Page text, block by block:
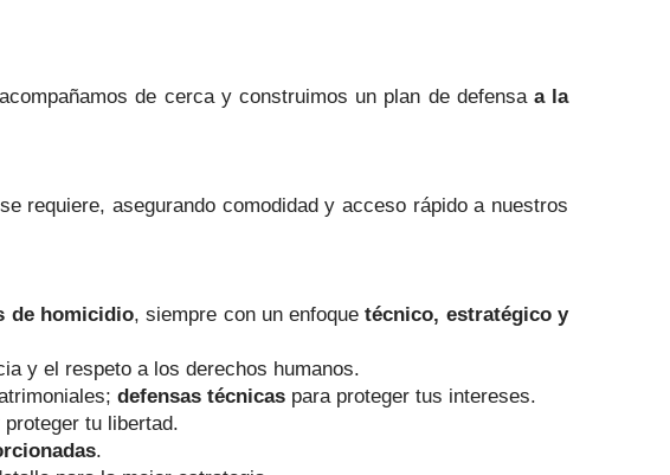
de cerca y construimos un plan de defensa a la
requiere, asegurando comodidad y acceso rápido a nuestros
de homicidio, siempre con un enfoquetécnico, estratégico y
y el respeto a los derechos humanos.
defensas técnicas para proteger tus intereses.
proteger tu libertad.
.